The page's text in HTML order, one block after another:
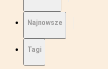
Najnowsze
Tagi